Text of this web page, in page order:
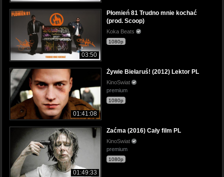
03:50
Płomień 81 Trudno mnie kochać
(prod. Scoop)
Koka Beats
1080p
01:41:08
Żywie Biełaruś! (2012) Lektor PL
KinoSwiat
premium
1080p
01:49:33
Zaćma (2016) Cały film PL
KinoSwiat
premium
1080p